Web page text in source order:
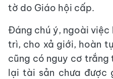
tờ do Giáo hội cấp.
Đáng chú ý, ngoài việc
trì, cho xả giới, hoàn
cũng có nguy cơ trắng
lại tài sản chưa được